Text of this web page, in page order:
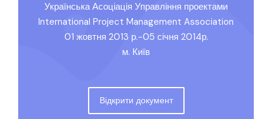
Українська Асоціація Управління проектами
International Project Management Association
01 жовтня 2013 р.-05 січня 2014р.
м. Київ
Відкрити документ